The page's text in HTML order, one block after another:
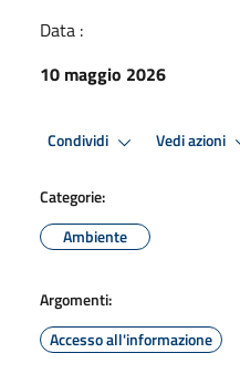
Data :
10 maggio 2026
Condividi Vedi azioni
Categorie:
Ambiente
Argomenti:
Accesso all'informazione